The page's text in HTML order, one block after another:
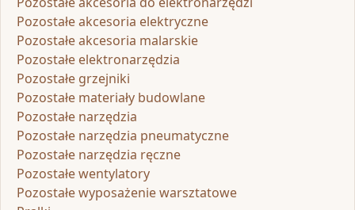
Pozostałe akcesoria elektryczne
Pozostałe akcesoria malarskie
Pozostałe elektronarzędzia
Pozostałe grzejniki
Pozostałe materiały budowlane
Pozostałe narzędzia
Pozostałe narzędzia pneumatyczne
Pozostałe narzędzia ręczne
Pozostałe wentylatory
Pozostałe wyposażenie warsztatowe